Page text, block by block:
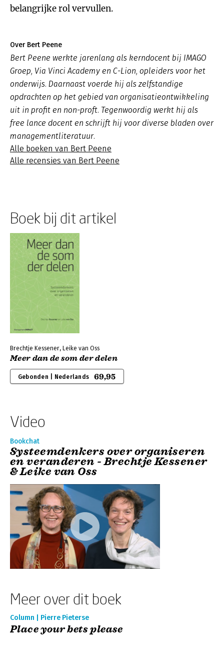
belangrijke rol vervullen.
Over Bert Peene
Bert Peene werkte jarenlang als kerndocent bij IMAGO
Groep, Via Vinci Academy en C-Lion, opleiders voor het
onderwijs. Daarnaast voerde hij als zelfstandige
opdrachten op het gebied van organisatieontwikkeling
uit in profit en non-proft. Tegenwoordig werkt hij als
free lance docent en schrijft hij voor diverse bladen over
managementliteratuur.
Alle boeken van Bert Peene
Alle recensies van Bert Peene
Boek bij dit artikel
Brechtje Kessener, Leike van Oss
Meer dan de som der delen
Gebonden | Nederlands 69,95
Video
Bookchat
Systeemdenkers over organiseren
en veranderen - Brechtje Kessener
& Leike van Oss
Meer over dit boek
Column | Pierre Pieterse
Place your bets please